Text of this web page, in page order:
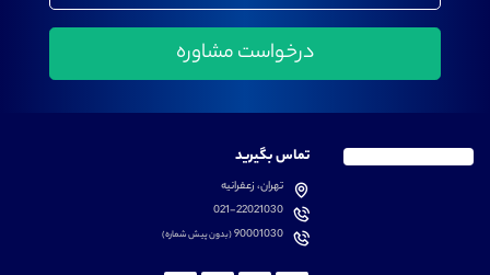
تماس بگیرید
تهران، زعفرانیه
021-22021030
90001030(بدون پیش شماره)